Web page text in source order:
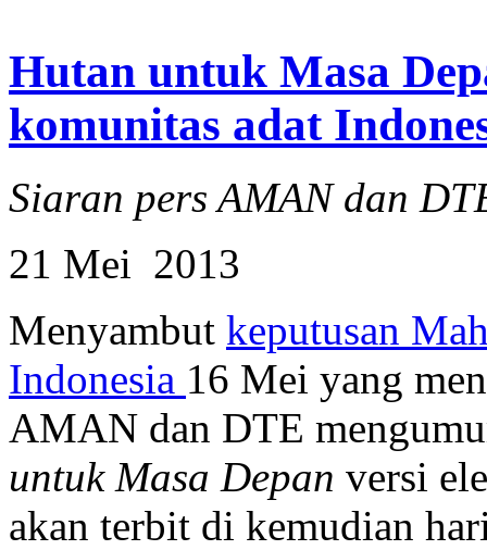
Hutan untuk Masa
komunitas adat
Siaran pers AMAN dan
21 Mei 2013
Menyambut keputusan
Indonesia 16 Mei yang
AMAN dan DTE
untuk Masa Depan versi
akan terbit di kemudian